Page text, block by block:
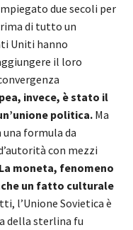
due secoli per
di tutto un
Uniti hanno
il loro
invece, è stato il
politica. Ma
formula da
con mezzi
La moneta, fenomeno
un fatto culturale
l’Unione Sovietica è
della sterlina fu